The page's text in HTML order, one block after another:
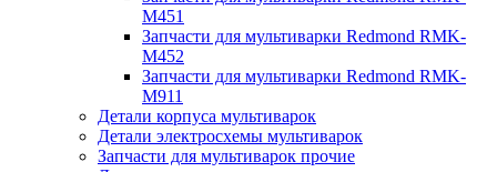
M451
Запчасти для мультиварки Redmond RMK-
M452
Запчасти для мультиварки Redmond RMK-
M911
Детали корпуса мультиварок
Детали электросхемы мультиварок
Запчасти для мультиварок прочие